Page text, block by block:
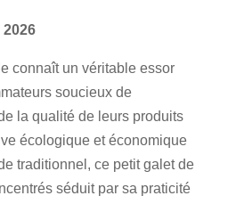
2026
connaît un véritable essor
soucieux de
la qualité de leurs produits
écologique et économique
traditionnel, ce petit galet de
séduit par sa praticité